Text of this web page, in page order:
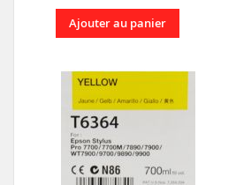
Ajouter au panier